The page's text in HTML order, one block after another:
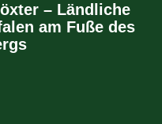
– Ländliche
am Fuße des